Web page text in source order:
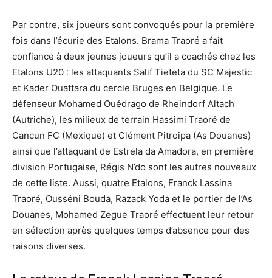
Par contre, six joueurs sont convoqués pour la première
fois dans l’écurie des Etalons. Brama Traoré a fait
confiance à deux jeunes joueurs qu’il a coachés chez les
Etalons U20 : les attaquants Salif Tieteta du SC Majestic
et Kader Ouattara du cercle Bruges en Belgique. Le
défenseur Mohamed Ouédrago de Rheindorf Altach
(Autriche), les milieux de terrain Hassimi Traoré de
Cancun FC (Mexique) et Clément Pitroipa (As Douanes)
ainsi que l’attaquant de Estrela da Amadora, en première
division Portugaise, Régis N’do sont les autres nouveaux
de cette liste. Aussi, quatre Etalons, Franck Lassina
Traoré, Ousséni Bouda, Razack Yoda et le portier de l’As
Douanes, Mohamed Zegue Traoré effectuent leur retour
en sélection après quelques temps d’absence pour des
raisons diverses.